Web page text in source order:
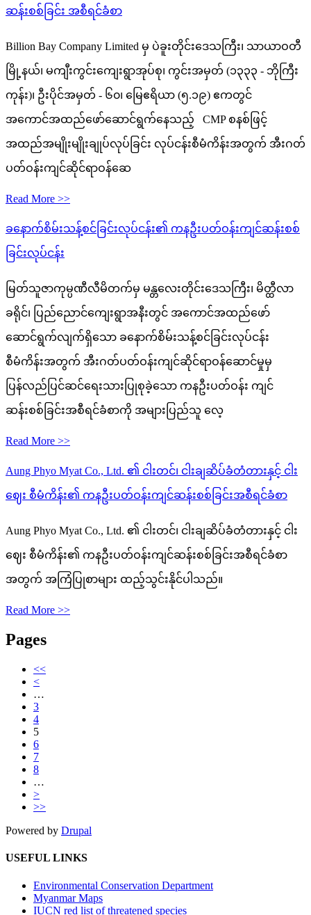
ဆန်းစစ်ခြင်း အစီရင်ခံစာ
Billion Bay Company Limited မှ ပဲခူးတိုင်းဒေသကြီး၊ သာယာဝတီ
မြို့နယ်၊ မကျီးကွင်းကျေးရွာအုပ်စု၊ ကွင်းအမှတ် (၁၃၃၃ - ဘိုကြီး
ကုန်း)၊ ဦးပိုင်အမှတ် - ၆၀၊ မြေဧရိယာ (၅.၁၉) ဧကတွင်
အကောင်အထည်ဖော်ဆောင်ရွက်နေသည့် CMP စနစ်ဖြင့်
အထည်အမျိုးမျိုးချုပ်လုပ်ခြင်း လုပ်ငန်းစီမံကိန်းအတွက် အီးဂတ်
ပတ်ဝန်းကျင်ဆိုင်ရာဝန်ဆေ
Read More >>
ခနောက်စိမ်းသန့်စင်ခြင်းလုပ်ငန်း၏ ကနဦးပတ်ဝန်းကျင်ဆန်းစစ်
ခြင်းလုပ်ငန်း
မြတ်သူဇာကုမ္ပဏီလီမိတက်မှ မန္တလေးတိုင်းဒေသကြီး၊ မိတ္ထီလာ
ခရိုင်၊ ပြည်ညောင်ကျေးရွာအနီးတွင် အကောင်အထည်ဖော်
ဆောင်ရွက်လျက်ရှိသော ခနောက်စိမ်းသန့်စင်ခြင်းလုပ်ငန်း
စီမံကိန်းအတွက် အီးဂတ်ပတ်ဝန်းကျင်ဆိုင်ရာဝန်ဆောင်မှုမှ
ပြန်လည်ပြင်ဆင်ရေးသားပြုစုခဲ့သော ကနဦးပတ်ဝန်း ကျင်
ဆန်းစစ်ခြင်းအစီရင်ခံစာကို အများပြည်သူ လေ့
Read More >>
Aung Phyo Myat Co., Ltd. ၏ ငါးတင်၊ ငါးချဆိပ်ခံတံတားနှင့် ငါး
ဈေး စီမံကိန်း၏ ကနဦးပတ်ဝန်းကျင်ဆန်းစစ်ခြင်းအစီရင်ခံစာ
Aung Phyo Myat Co., Ltd. ၏ ငါးတင်၊ ငါးချဆိပ်ခံတံတားနှင့် ငါး
ဈေး စီမံကိန်း၏ ကနဦးပတ်ဝန်းကျင်ဆန်းစစ်ခြင်းအစီရင်ခံစာ
အတွက် အကြံပြုစာများ ထည့်သွင်းနိုင်ပါသည်။
Read More >>
Pages
<<
<
…
3
4
5
6
7
8
…
>
>>
Powered by Drupal
USEFUL LINKS
Environmental Conservation Department
Myanmar Maps
IUCN red list of threatened species